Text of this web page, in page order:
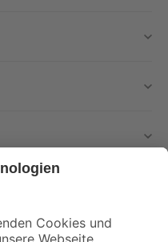
mehr verpassen!